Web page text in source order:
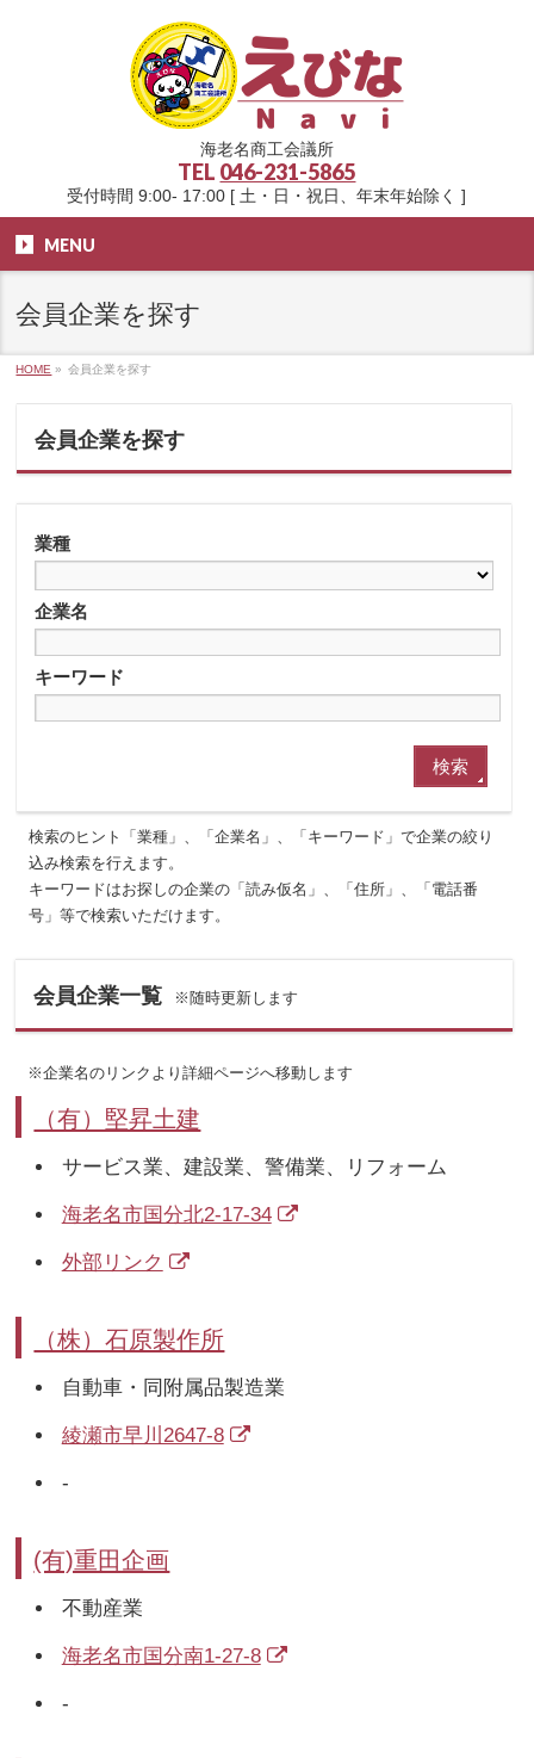
海老名商工会議所
TEL 046-231-5865
受付時間 9:00- 17:00 [ 土・日・祝日、年末年始除く ]
MENU
会員企業を探す
HOME » 会員企業を探す
会員企業を探す
業種
企業名
キーワード
検索のヒント「業種」、「企業名」、「キーワード」で企業の絞り
込み検索を行えます。
キーワードはお探しの企業の「読み仮名」、「住所」、「電話番
号」等で検索いただけます。
会員企業一覧 ※随時更新します
※企業名のリンクより詳細ページへ移動します
（有）堅昇土建
サービス業、建設業、警備業、リフォーム
海老名市国分北2-17-34
外部リンク
（株）石原製作所
自動車・同附属品製造業
綾瀬市早川2647-8
-
(有)重田企画
不動産業
海老名市国分南1-27-8
-